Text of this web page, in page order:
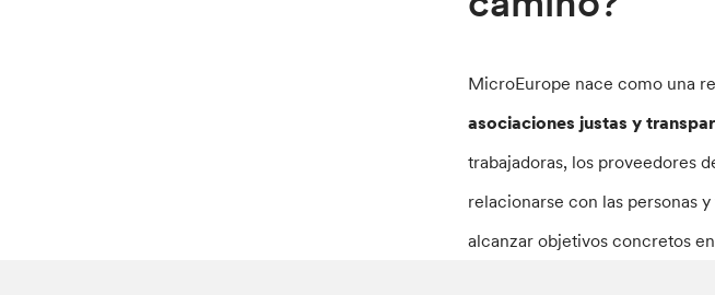
MicroEurope nace como una
asociaciones justas y
trabajadoras, los proveedores
relacionarse con las personas
alcanzar objetivos concretos